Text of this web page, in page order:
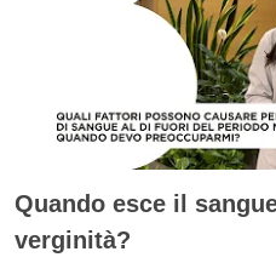
Quando esce il
verginità?